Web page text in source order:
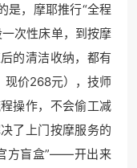
是，摩耶推行“全程
次性床单，到按摩
的清洁收纳，都有
现价268元），技师
操作，不会偷工减
了上门按摩服务的
方盲盒”——开出来